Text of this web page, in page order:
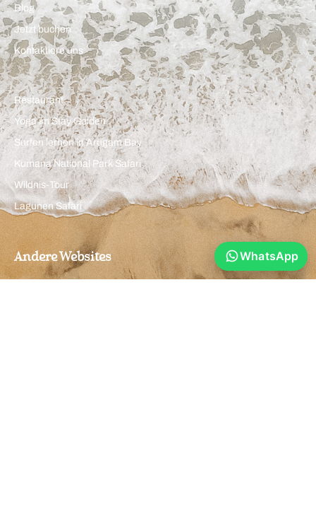
Blog
Jetzt buchen
Kontaktiere uns
Restaurant
Yoga im Stay Golden
Surfen lernen in Arugam Bay
Kumana National Park Safari
Wildnis-Tour
Lagunen Safari
Andere Websites WhatsApp